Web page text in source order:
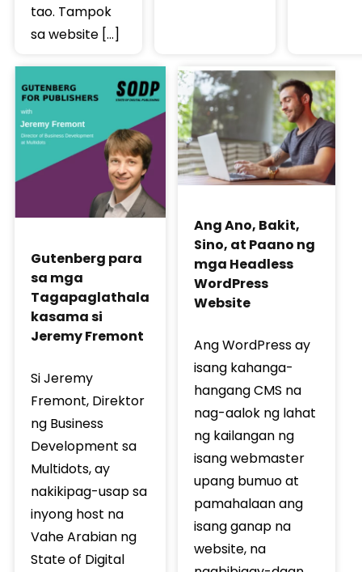
tao. Tampok
sa website […]
Gutenberg para
sa mga
Tagapaglathala
kasama si
Jeremy Fremont
Si Jeremy
Fremont, Direktor
ng Business
Development sa
Multidots, ay
nakikipag-usap sa
inyong host na
Vahe Arabian ng
State of Digital
Ang Ano, Bakit,
Sino, at Paano ng
mga Headless
WordPress
Website
Ang WordPress ay
isang kahanga-
hangang CMS na
nag-aalok ng lahat
ng kailangan ng
isang webmaster
upang bumuo at
pamahalaan ang
isang ganap na
website, na